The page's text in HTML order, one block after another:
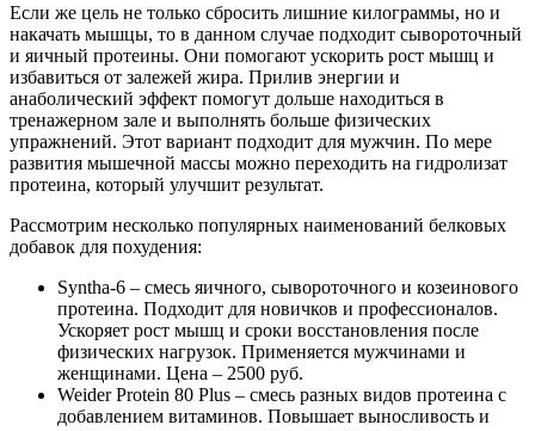
Если же цель не только сбросить лишние килограммы, но и
накачать мышцы, то в данном случае подходит сывороточный
и яичный протеины. Они помогают ускорить рост мышц и
избавиться от залежей жира. Прилив энергии и
анаболический эффект помогут дольше находиться в
тренажерном зале и выполнять больше физических
упражнений. Этот вариант подходит для мужчин. По мере
развития мышечной массы можно переходить на гидролизат
протеина, который улучшит результат.
Рассмотрим несколько популярных наименований белковых
добавок для похудения:
Syntha-6 – смесь яичного, сывороточного и козеинового
протеина. Подходит для новичков и профессионалов.
Ускоряет рост мышц и сроки восстановления после
физических нагрузок. Применяется мужчинами и
женщинами. Цена – 2500 руб.
Weider Protein 80 Plus – смесь разных видов протеина с
добавлением витаминов. Повышает выносливость и